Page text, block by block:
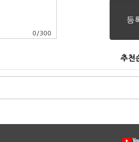
0 /300
추천